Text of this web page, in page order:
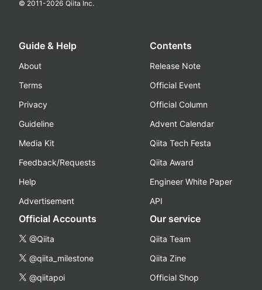
© 2011-2026 Qiita Inc.
Guide & Help
About
Terms
Privacy
Guideline
Media Kit
Feedback/Requests
Help
Advertisement
Contents
Release Note
Official Event
Official Column
Advent Calendar
Qiita Tech Festa
Qiita Award
Engineer White Paper
API
Official Accounts
@Qiita
@qiita_milestone
@qiitapoi
Our service
Qiita Team
Qiita Zine
Official Shop